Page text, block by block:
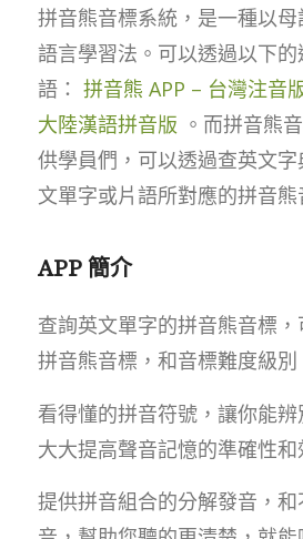
拼音熊音標系統，是一種以
語言學習法。可以透過以下
語： 拼音熊 APP – 台灣注音
大陸漢語拼音版 。而拼音熊
供學員們，可以透過查英文
文單字或片語所對應的拼音熊
APP 簡介
查詢英文單字的拼音熊音標
拼音熊音標，和音標難度級別
看得懂的拼音符號，讓你能辨
大大提高聲音記憶的準確性和
提供拼音組合的分解發音，